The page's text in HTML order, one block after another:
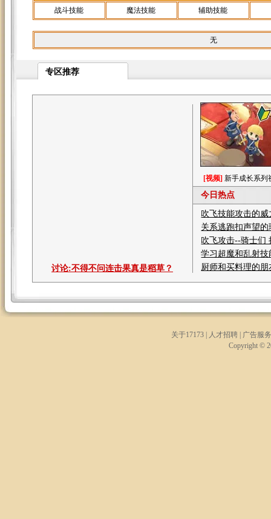
战斗技能 魔法技能 辅助技能
无
专区推荐
讨论:不得不问连击果真是稻草？
[视频] 新手成长系列
今日热点
吹飞技能攻击的
关系逃跑扣声望的
吹飞攻击--骑士们
学习超魔和乱射
厨师和买料理的
关于17173 人才招聘
广告服务
Copyright ©